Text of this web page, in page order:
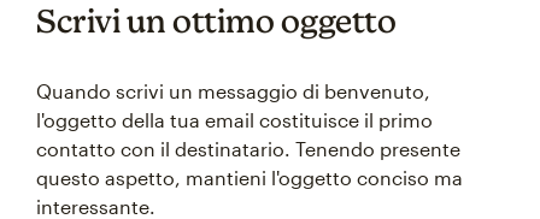
Scrivi un ottimo oggetto
Quando scrivi un messaggio di benvenuto,
l'oggetto della tua email costituisce il primo
contatto con il destinatario. Tenendo presente
questo aspetto, mantieni l'oggetto conciso ma
interessante.